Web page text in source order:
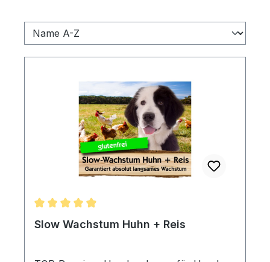
Durchschnittliche Bewertung von 4.92 von 5
Slow Wachstum Huhn + Reis